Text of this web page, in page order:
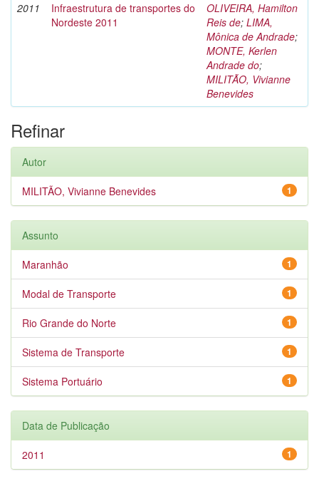
2011
Infraestrutura de transportes do
Nordeste 2011
OLIVEIRA, Hamilton
Reis de; LIMA,
Mônica de Andrade;
MONTE, Kerlen
Andrade do;
MILITÃO, Vivianne
Benevides
Refinar
Autor
1
MILITÃO, Vivianne Benevides
Assunto
1
Maranhão
1
Modal de Transporte
1
Rio Grande do Norte
1
Sistema de Transporte
1
Sistema Portuário
Data de Publicação
1
2011